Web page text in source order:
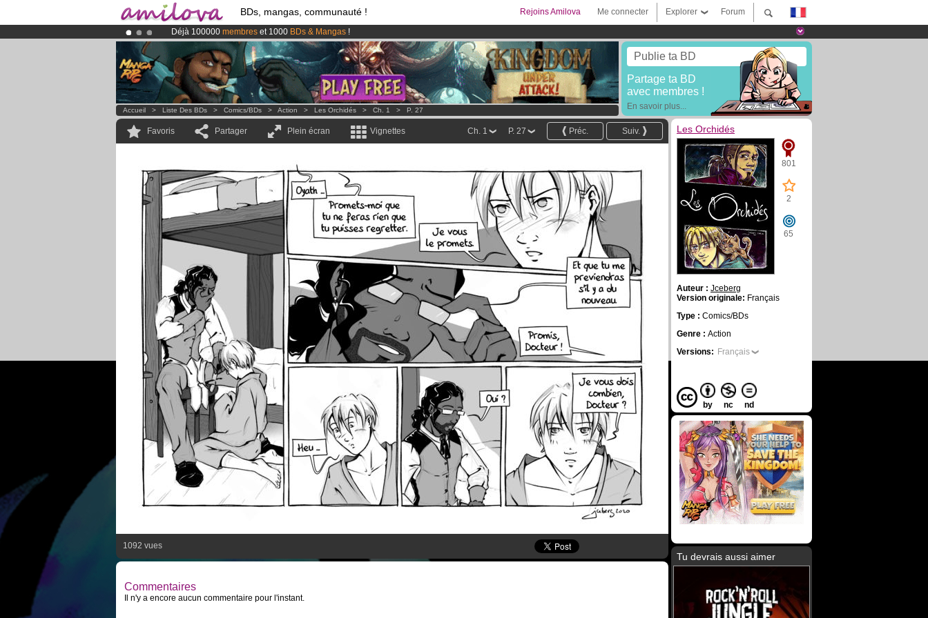
BDs, mangas, communauté ! Forum
Explorer
Me connecter
Rejoins Amilova
Déjà 100000 membres et 1000 BDs & Mangas !
LeKickstarter Amilova est désormais lancé!.
Abonnement premium: à partir de
3.95 eurospar mois !Clique ici pour t'abonner
Publie ta BD
Partage ta BD
avec membres !
En savoir plus...
Accueil > Liste Des BDs > Comics/BDs > Action > Les Orchidés > Ch. 1 > P. 27
Favoris Partager Plein écran Vignettes Suiv.
Préc.
P. 27
Ch. 1
1092 vues
Commentaires
Il n'y a encore aucun commentaire pour l'instant.
Les Orchidés
801
2
65
Auteur : Jceberg
Version originale: Français
Type : Comics/BDs
Genre : Action
Versions: Français
by nc nd
Tu devrais aussi aimer